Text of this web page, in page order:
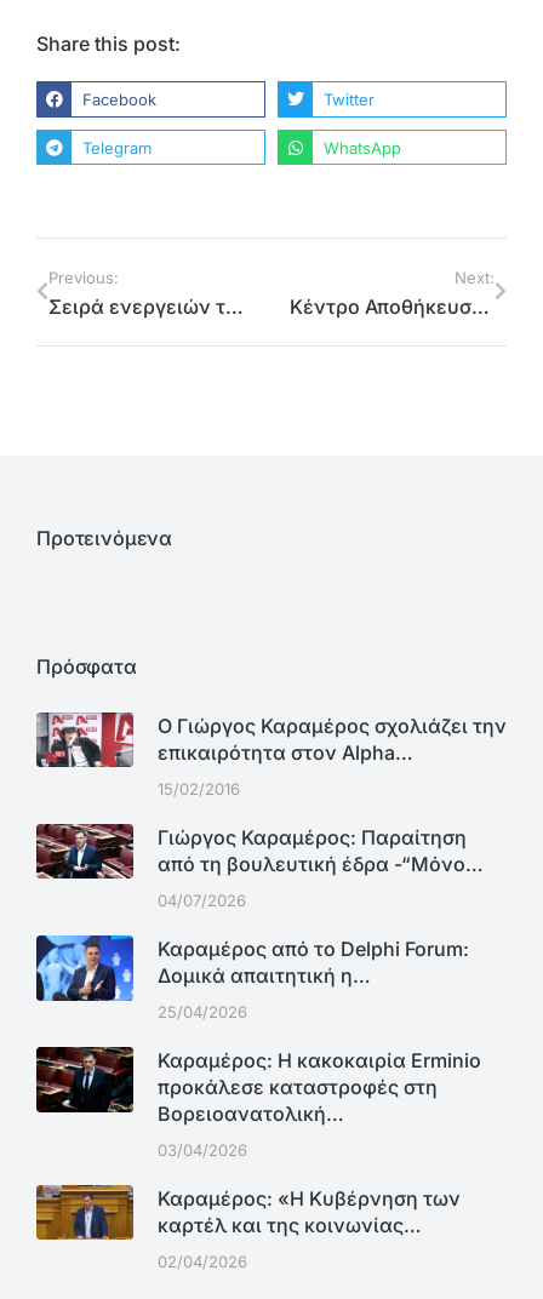
Share this post:
Facebook Twitter
Telegram WhatsApp
Previous:
Σειρά ενεργειών της Περιφερειακής Ενότητας Βόρειου Τομέα για το προσφυγικό
Next:
Κέντρο Αποθήκευσης Ειδών πρώτης ανάγκης για τους πρόσφυγες από την Περιφέρεια Αττικής
Προτεινόμενα
Πρόσφατα
Ο Γιώργος Καραμέρος σχολιάζει την
επικαιρότητα στον Alpha…
15/02/2016
Γιώργος Καραμέρος: Παραίτηση
από τη βουλευτική έδρα -“Μόνο…
04/07/2026
Καραμέρος από το Delphi Forum:
Δομικά απαιτητική η…
25/04/2026
Καραμέρος: Η κακοκαιρία Erminio
προκάλεσε καταστροφές στη
Βορειοανατολική…
03/04/2026
Καραμέρος: «Η Κυβέρνηση των
καρτέλ και της κοινωνίας…
02/04/2026